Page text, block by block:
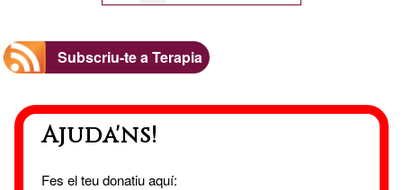
actual
següentpàgina
Subscriu-te a Terapia
Ajuda'ns!
Fes el teu donatiu aquí: